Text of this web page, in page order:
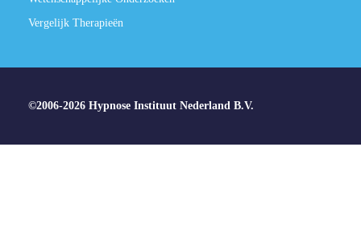
Vergelijk Therapieën
©2006-2026 Hypnose Instituut Nederland B.V.